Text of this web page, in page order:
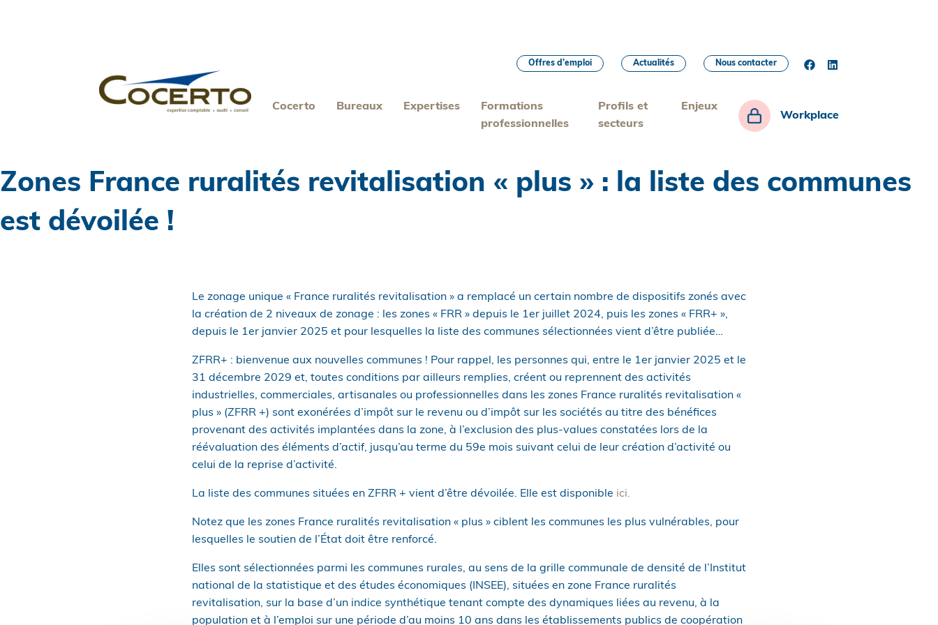
Cocerto Bureaux Expertises
Formations
professionnelles
Profils et
secteurs
Enjeux
Workplace
Offres d’emploi Actualités Nous contacter
Zones France ruralités revitalisation « plus » : la liste des communes
est dévoilée !
Le zonage unique « France ruralités revitalisation » a remplacé un certain nombre de dispositifs zonés avec
la création de 2 niveaux de zonage : les zones « FRR » depuis le 1er juillet 2024, puis les zones « FRR+ »,
depuis le 1er janvier 2025 et pour lesquelles la liste des communes sélectionnées vient d’être publiée…
ZFRR+ : bienvenue aux nouvelles communes ! Pour rappel, les personnes qui, entre le 1er janvier 2025 et le
31 décembre 2029 et, toutes conditions par ailleurs remplies, créent ou reprennent des activités
industrielles, commerciales, artisanales ou professionnelles dans les zones France ruralités revitalisation «
plus » (ZFRR +) sont exonérées d’impôt sur le revenu ou d’impôt sur les sociétés au titre des bénéfices
provenant des activités implantées dans la zone, à l’exclusion des plus-values constatées lors de la
réévaluation des éléments d’actif, jusqu’au terme du 59e mois suivant celui de leur création d’activité ou
celui de la reprise d’activité.
La liste des communes situées en ZFRR + vient d’être dévoilée. Elle est disponible ici.
Notez que les zones France ruralités revitalisation « plus » ciblent les communes les plus vulnérables, pour
lesquelles le soutien de l’État doit être renforcé.
Elles sont sélectionnées parmi les communes rurales, au sens de la grille communale de densité de l’Institut
national de la statistique et des études économiques (INSEE), situées en zone France ruralités
revitalisation, sur la base d’un indice synthétique tenant compte des dynamiques liées au revenu, à la
population et à l’emploi sur une période d’au moins 10 ans dans les établissements publics de coopération